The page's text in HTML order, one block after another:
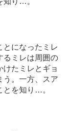
とになったミレ
るミレは周囲の
けたミレとギョ
う。一方、スア
とを知り…。